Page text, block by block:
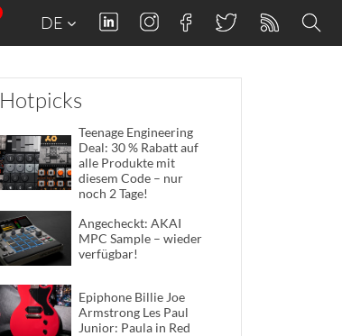
DE
Hotpicks
Teenage Engineering
Deal: 30 % Rabatt auf
alle Produkte mit
diesem Code – nur
noch 2 Tage!
Angecheckt: AKAI
MPC Sample – wieder
verfügbar!
Epiphone Billie Joe
Armstrong Les Paul
Junior: Paula in Red